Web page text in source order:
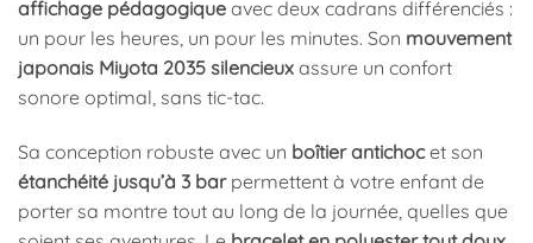
affichage pédagogique avec deux cadrans différenciés :
un pour les heures, un pour les minutes. Son mouvement
japonais Miyota 2035 silencieux assure un confort
sonore optimal, sans tic-tac.
Sa conception robuste avec un boîtier antichocet son
étanchéité jusqu’à 3 barpermettent à votre enfant de
porter sa montre tout au long de la journée, quelles que